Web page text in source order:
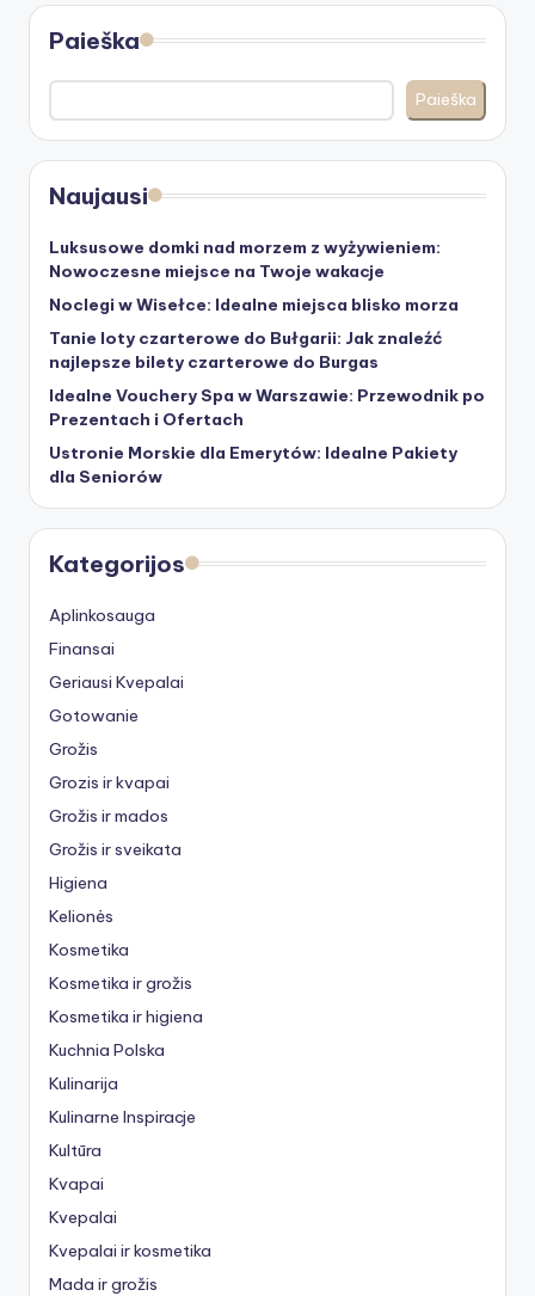
Paieška
Paieška
Naujausi
Luksusowe domki nad morzem z wyżywieniem:
Nowoczesne miejsce na Twoje wakacje
Noclegi w Wisełce: Idealne miejsca blisko morza
Tanie loty czarterowe do Bułgarii: Jak znaleźć
najlepsze bilety czarterowe do Burgas
Idealne Vouchery Spa w Warszawie: Przewodnik po
Prezentach i Ofertach
Ustronie Morskie dla Emerytów: Idealne Pakiety
dla Seniorów
Kategorijos
Aplinkosauga
Finansai
Geriausi Kvepalai
Gotowanie
Grožis
Grozis ir kvapai
Grožis ir mados
Grožis ir sveikata
Higiena
Kelionės
Kosmetika
Kosmetika ir grožis
Kosmetika ir higiena
Kuchnia Polska
Kulinarija
Kulinarne Inspiracje
Kultūra
Kvapai
Kvepalai
Kvepalai ir kosmetika
Mada ir grožis